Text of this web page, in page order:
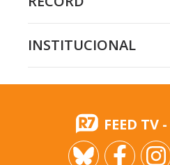
INSTITUCIONAL
FEED TV